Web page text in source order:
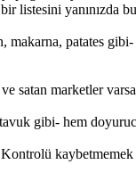
bir listesini
patates
satan marketler
gibi- hem